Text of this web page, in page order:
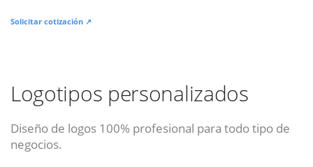
Solicitar cotización ↗
Logotipos personalizados
Diseño de logos 100% profesional para todo tipo de
negocios.